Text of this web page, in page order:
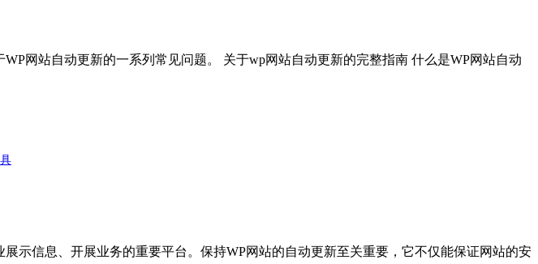
网站自动更新的一系列常见问题。 关于wp网站自动更新的完整指南 什么是WP网站自动
示信息、开展业务的重要平台。保持WP网站的自动更新至关重要，它不仅能保证网站的安